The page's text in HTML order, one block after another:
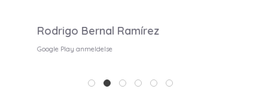
Rodrigo Bernal Ramírez
Google Play anmeldelse
1 2 3 4 5 6